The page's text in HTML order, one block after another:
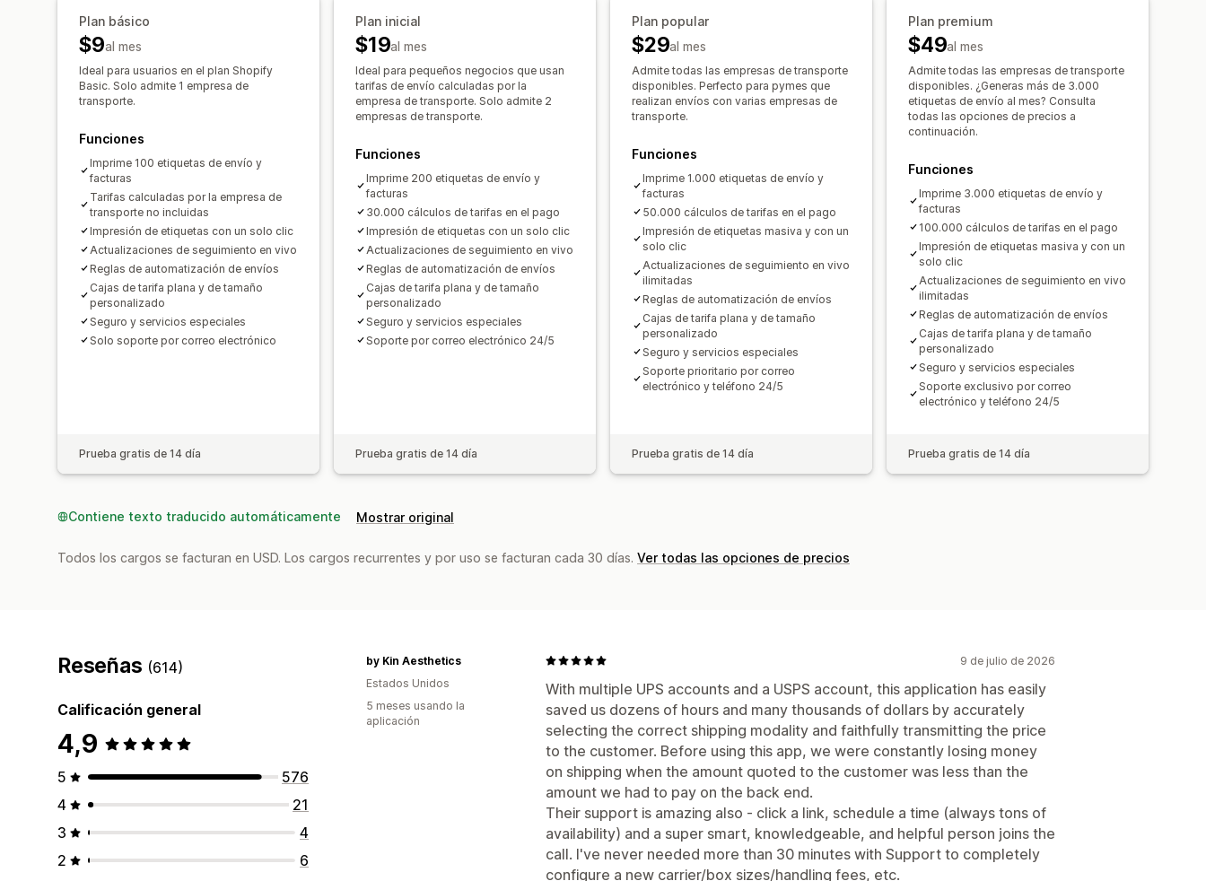
Validación de direcciones
Ocultar tasas
Reglas personalizadas
Plan básico
$9al mes
Ideal para usuarios en el plan Shopify
Basic. Solo admite 1 empresa de
transporte.
Funciones
Imprime 100 etiquetas de envío y
facturas
Tarifas calculadas por la empresa de
transporte no incluidas
Impresión de etiquetas con un solo clic
Actualizaciones de seguimiento en vivo
Reglas de automatización de envíos
Cajas de tarifa plana y de tamaño
personalizado
Seguro y servicios especiales
Solo soporte por correo electrónico
Prueba gratis de 14 día
Plan inicial
$19al mes
Ideal para pequeños negocios que usan
tarifas de envío calculadas por la
empresa de transporte. Solo admite 2
empresas de transporte.
Funciones
Imprime 200 etiquetas de envío y
facturas
30.000 cálculos de tarifas en el pago
Impresión de etiquetas con un solo clic
Actualizaciones de seguimiento en vivo
Reglas de automatización de envíos
Cajas de tarifa plana y de tamaño
personalizado
Seguro y servicios especiales
Soporte por correo electrónico 24/5
Prueba gratis de 14 día
Plan popular
$29al mes
Admite todas las empresas de transporte
disponibles. Perfecto para pymes que
realizan envíos con varias empresas de
transporte.
Funciones
Imprime 1.000 etiquetas de envío y
facturas
50.000 cálculos de tarifas en el pago
Impresión de etiquetas masiva y con un
solo clic
Actualizaciones de seguimiento en vivo
ilimitadas
Reglas de automatización de envíos
Cajas de tarifa plana y de tamaño
personalizado
Seguro y servicios especiales
Soporte prioritario por correo
electrónico y teléfono 24/5
Prueba gratis de 14 día
Plan premium
$49al mes
Admite todas las empresas de transporte
disponibles. ¿Generas más de 3.000
etiquetas de envío al mes? Consulta
todas las opciones de precios a
continuación.
Funciones
Imprime 3.000 etiquetas de envío y
facturas
100.000 cálculos de tarifas en el pago
Impresión de etiquetas masiva y con un
solo clic
Actualizaciones de seguimiento en vivo
ilimitadas
Reglas de automatización de envíos
Cajas de tarifa plana y de tamaño
personalizado
Seguro y servicios especiales
Soporte exclusivo por correo
electrónico y teléfono 24/5
Prueba gratis de 14 día
Contiene texto traducido automáticamente Mostrar original
Todos los cargos se facturan en USD. Los cargos recurrentes y por uso se facturan cada 30 días. Ver todas las opciones de precios
Reseñas (614)
Calificación general
4,9
5
576
4
21
3
4
2
6
9 de julio de 2026
With multiple UPS accounts and a USPS account, this application has easily
saved us dozens of hours and many thousands of dollars by accurately
selecting the correct shipping modality and faithfully transmitting the price
to the customer. Before using this app, we were constantly losing money
on shipping when the amount quoted to the customer was less than the
amount we had to pay on the back end.
Their support is amazing also - click a link, schedule a time (always tons of
availability) and a super smart, knowledgeable, and helpful person joins the
call. I've never needed more than 30 minutes with Support to completely
configure a new carrier/box sizes/handling fees, etc.
by Kin Aesthetics
Estados Unidos
5 meses usando la
aplicación